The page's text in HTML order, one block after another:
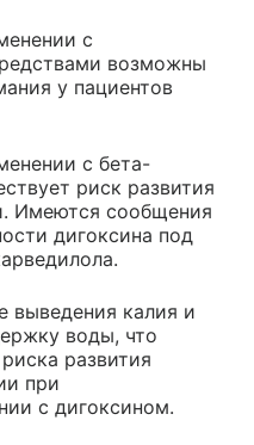
с
возможны
у пациентов
с бета-
риск развития
Имеются сообщения
дигоксина под
выведения калия и
воды, что
развития
при
с дигоксином.